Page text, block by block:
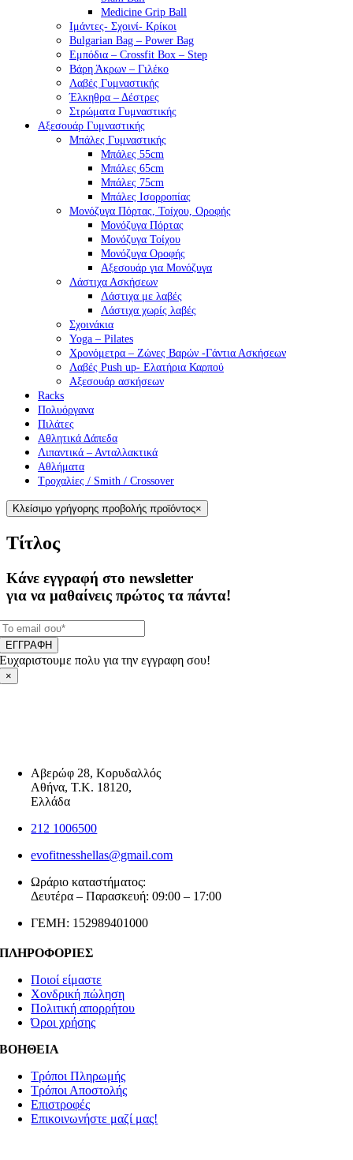
Medicine Grip Ball
Ιμάντες- Σχοινί- Κρίκοι
Bulgarian Bag – Power Bag
Εμπόδια – Crossfit Box – Step
Βάρη Άκρων – Γιλέκο
Λαβές Γυμναστικής
Έλκηθρα – Δέστρες
Στρώματα Γυμναστικής
Αξεσουάρ Γυμναστικής
Μπάλες Γυμναστικής
Μπάλες 55cm
Μπάλες 65cm
Μπάλες 75cm
Μπάλες Ισορροπίας
Μονόζυγα Πόρτας, Τοίχου, Οροφής
Μονόζυγα Πόρτας
Μονόζυγα Τοίχου
Μονόζυγα Οροφής
Αξεσουάρ για Μονόζυγα
Λάστιχα Ασκήσεων
Λάστιχα με λαβές
Λάστιχα χωρίς λαβές
Σχοινάκια
Yoga – Pilates
Χρονόμετρα – Ζώνες Βαρών -Γάντια Ασκήσεων
Λαβές Push up- Ελατήρια Καρπού
Αξεσουάρ ασκήσεων
Racks
Πολυόργανα
Πιλάτες
Αθλητικά Δάπεδα
Λιπαντικά – Ανταλλακτικά
Αθλήματα
Τροχαλίες / Smith / Crossover
Κλείσιμο γρήγορης προβολής προϊόντος×
Τίτλος
Κάνε εγγραφή στο newsletter
για να μαθαίνεις πρώτος τα πάντα!
ΕΓΓΡΑΦΗ
Ευχαριστουμε πολυ για την εγγραφη σου!
×
Αβερώφ 28, Κορυδαλλός
Αθήνα, Τ.Κ. 18120,
Ελλάδα
212 1006500
evofitnesshellas@gmail.com
Ωράριο καταστήματος:
Δευτέρα – Παρασκευή: 09:00 – 17:00
ΓΕΜΗ: 152989401000
ΠΛΗΡΟΦΟΡΙΕΣ
Ποιοί είμαστε
Χονδρική πώληση
Πολιτική απορρήτου
Όροι χρήσης
ΒΟΗΘΕΙΑ
Τρόποι Πληρωμής
Τρόποι Αποστολής
Επιστροφές
Επικοινωνήστε μαζί μας!